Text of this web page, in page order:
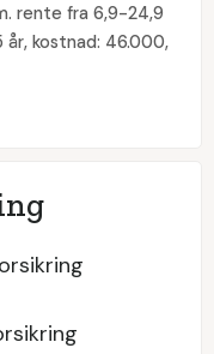
rente fra 6,9-24,9
år, kostnad: 46.000,